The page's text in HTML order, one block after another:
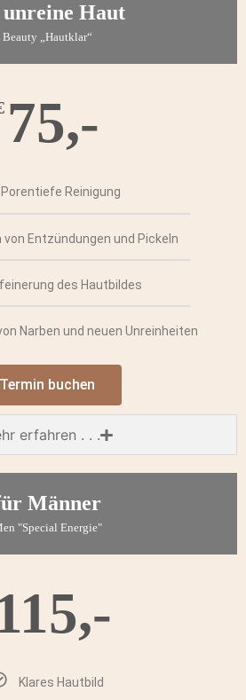
Haut
Beauty „Hautklar“
75,-
Porentiefe Reinigung
von Entzündungen und Pickeln
des Hautbildes
Narben und neuen Unreinheiten
Termin buchen
erfahren . . .
Männer
"Special Energie"
Klares Hautbild